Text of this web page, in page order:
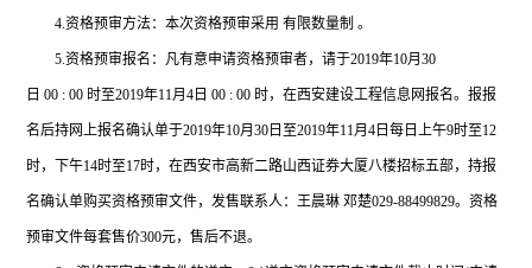
4.资格预审方法：本次资格预审采用 有限数量制 。
5.资格预审报名：凡有意申请资格预审者，请于2019年10月30
日 00 : 00 时至2019年11月4日 00 : 00 时，在西安建设工程信息网报名。报报
名后持网上报名确认单于2019年10月30日至2019年11月4日每日上午9时至12
时，下午14时至17时，在西安市高新二路山西证券大厦八楼招标五部，持报
名确认单购买资格预审文件，发售联系人：王晨琳 邓楚029-88499829。资格
预审文件每套售价300元，售后不退。